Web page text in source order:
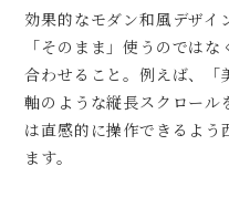
効果的なモダン和風デザイ
「そのまま」使うのでは
合わせること。例えば、「
軸のような縦長スクロール
は直感的に操作できるよ
ます。